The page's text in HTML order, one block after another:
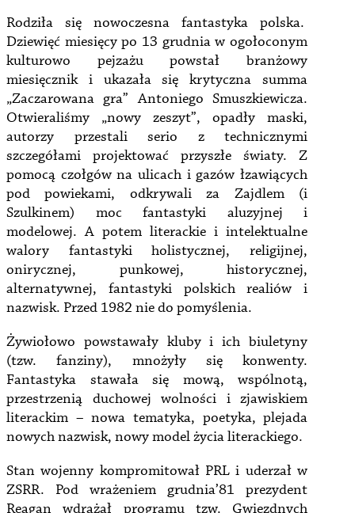
Rodziła się nowoczesna fantastyka polska.
Dziewięć miesięcy po 13 grudnia w ogołoconym
kulturowo pejzażu powstał branżowy
miesięcznik i ukazała się krytyczna summa
„Zaczarowana gra” Antoniego Smuszkiewicza.
Otwieraliśmy „nowy zeszyt”, opadły maski,
autorzy przestali serio z technicznymi
szczegółami projektować przyszłe światy. Z
pomocą czołgów na ulicach i gazów łzawiących
pod powiekami, odkrywali za Zajdlem (i
Szulkinem) moc fantastyki aluzyjnej i
modelowej. A potem literackie i intelektualne
walory fantastyki holistycznej, religijnej,
onirycznej, punkowej, historycznej,
alternatywnej, fantastyki polskich realiów i
nazwisk. Przed 1982 nie do pomyślenia.
Żywiołowo powstawały kluby i ich biuletyny
(tzw. fanziny), mnożyły się konwenty.
Fantastyka stawała się mową, wspólnotą,
przestrzenią duchowej wolności i zjawiskiem
literackim – nowa tematyka, poetyka, plejada
nowych nazwisk, nowy model życia literackiego.
Stan wojenny kompromitował PRL i uderzał w
ZSRR. Pod wrażeniem grudnia’81 prezydent